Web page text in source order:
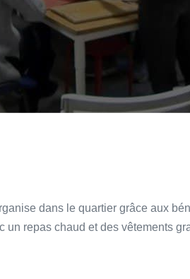
dans le quartier grâce aux
un repas chaud et des vêtements